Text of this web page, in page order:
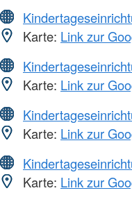
Karte: Link zur
Karte: Link zur
Karte: Link zur
Karte: Link zur